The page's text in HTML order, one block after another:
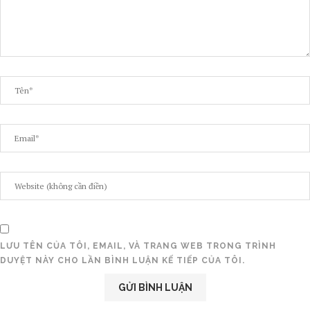
LƯU TÊN CỦA TÔI, EMAIL, VÀ TRANG WEB TRONG TRÌNH
DUYỆT NÀY CHO LẦN BÌNH LUẬN KẾ TIẾP CỦA TÔI.